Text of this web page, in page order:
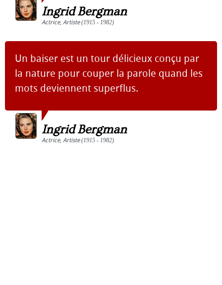
Ingrid Bergman
Actrice, Artiste(1915 - 1982)
Un baiser est un tour délicieux conçu par
la nature pour couper la parole quand les
mots deviennent superflus.
Ingrid Bergman
Actrice, Artiste(1915 - 1982)